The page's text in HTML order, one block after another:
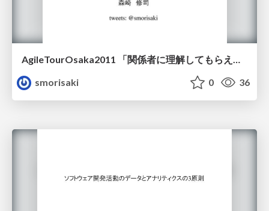
AgileTourOsaka2011 「関係者に理解してもらえるアジャイル開発にむけて」
smorisaki
0 36